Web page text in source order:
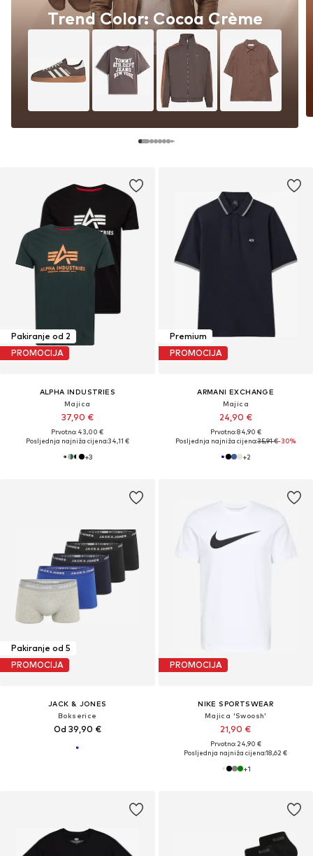
Pakiranje od 2
PROMOCIJA
ALPHA INDUSTRIES
Majica
37,90 €
Prvotno: 43,00 €
Posljednja najniža cijena:34,11 €
+3
Trend Color: Cocoa Crème
Premium
PROMOCIJA
ARMANI EXCHANGE
Majica
24,90 €
Prvotno: 84,90 €
Posljednja najniža cijena:35,91 €-30%
+2
Pakiranje od 5
PROMOCIJA
JACK & JONES
Bokserice
Od 39,90 €
PROMOCIJA
NIKE SPORTSWEAR
Majica 'Swoosh'
21,90 €
Prvotno: 24,90 €
Posljednja najniža cijena:18,62 €
+1